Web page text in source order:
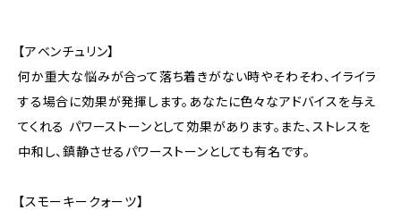
【アベンチュリン】
何か重大な悩みが合って落ち着きがない時やそわそわ、イライラ
する場合に効果が発揮します。あなたに色々なアドバイスを与え
てくれる パワーストーンとして効果があります。また、ストレスを
中和し、鎮静させるパワーストーンとしても有名です。
【スモーキークォーツ】